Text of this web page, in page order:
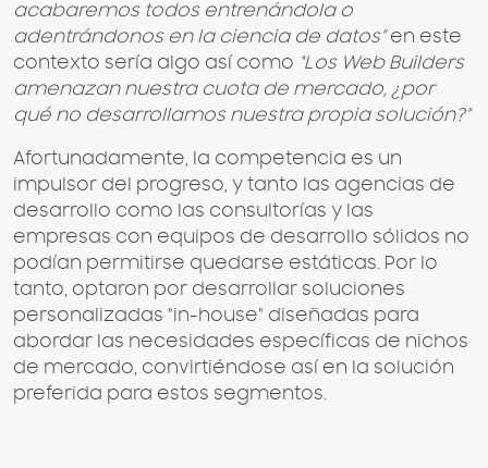
acabaremos todos entrenándola o
adentrándonos en la ciencia de datos”en este
contexto sería algo así como “Los Web Builders
amenazan nuestra cuota de mercado, ¿por
qué no desarrollamos nuestra propia solución?”
Afortunadamente, la competencia es un
impulsor del progreso, y tanto las agencias de
desarrollo como las consultorías y las
empresas con equipos de desarrollo sólidos no
podían permitirse quedarse estáticas. Por lo
tanto, optaron por desarrollar soluciones
personalizadas "in-house" diseñadas para
abordar las necesidades específicas de nichos
de mercado, convirtiéndose así en la solución
preferida para estos segmentos.